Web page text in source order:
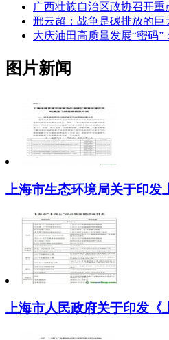
广西壮族自治区政协召开重
邢云超：战争是碳排放的巨
大庆油田高质量发展“密码”
图片新闻
上海市生态环境局关于印发
上海市人民政府关于印发《